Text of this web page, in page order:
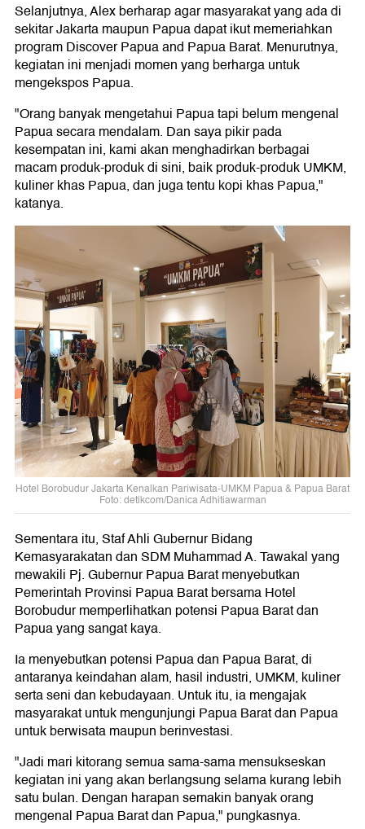
Selanjutnya, Alex berharap agar masyarakat yang ada di
sekitar Jakarta maupun Papua dapat ikut memeriahkan
program Discover Papua and Papua Barat. Menurutnya,
kegiatan ini menjadi momen yang berharga untuk
mengekspos Papua.
"Orang banyak mengetahui Papua tapi belum mengenal
Papua secara mendalam. Dan saya pikir pada
kesempatan ini, kami akan menghadirkan berbagai
macam produk-produk di sini, baik produk-produk UMKM,
kuliner khas Papua, dan juga tentu kopi khas Papua,"
katanya.
Hotel Borobudur Jakarta Kenalkan Pariwisata-UMKM Papua & Papua Barat
Foto: detikcom/Danica Adhitiawarman
Sementara itu, Staf Ahli Gubernur Bidang
Kemasyarakatan dan SDM Muhammad A. Tawakal yang
mewakili Pj. Gubernur Papua Barat menyebutkan
Pemerintah Provinsi Papua Barat bersama Hotel
Borobudur memperlihatkan potensi Papua Barat dan
Papua yang sangat kaya.
Ia menyebutkan potensi Papua dan Papua Barat, di
antaranya keindahan alam, hasil industri, UMKM, kuliner
serta seni dan kebudayaan. Untuk itu, ia mengajak
masyarakat untuk mengunjungi Papua Barat dan Papua
untuk berwisata maupun berinvestasi.
"Jadi mari kitorang semua sama-sama mensukseskan
kegiatan ini yang akan berlangsung selama kurang lebih
satu bulan. Dengan harapan semakin banyak orang
mengenal Papua Barat dan Papua," pungkasnya.